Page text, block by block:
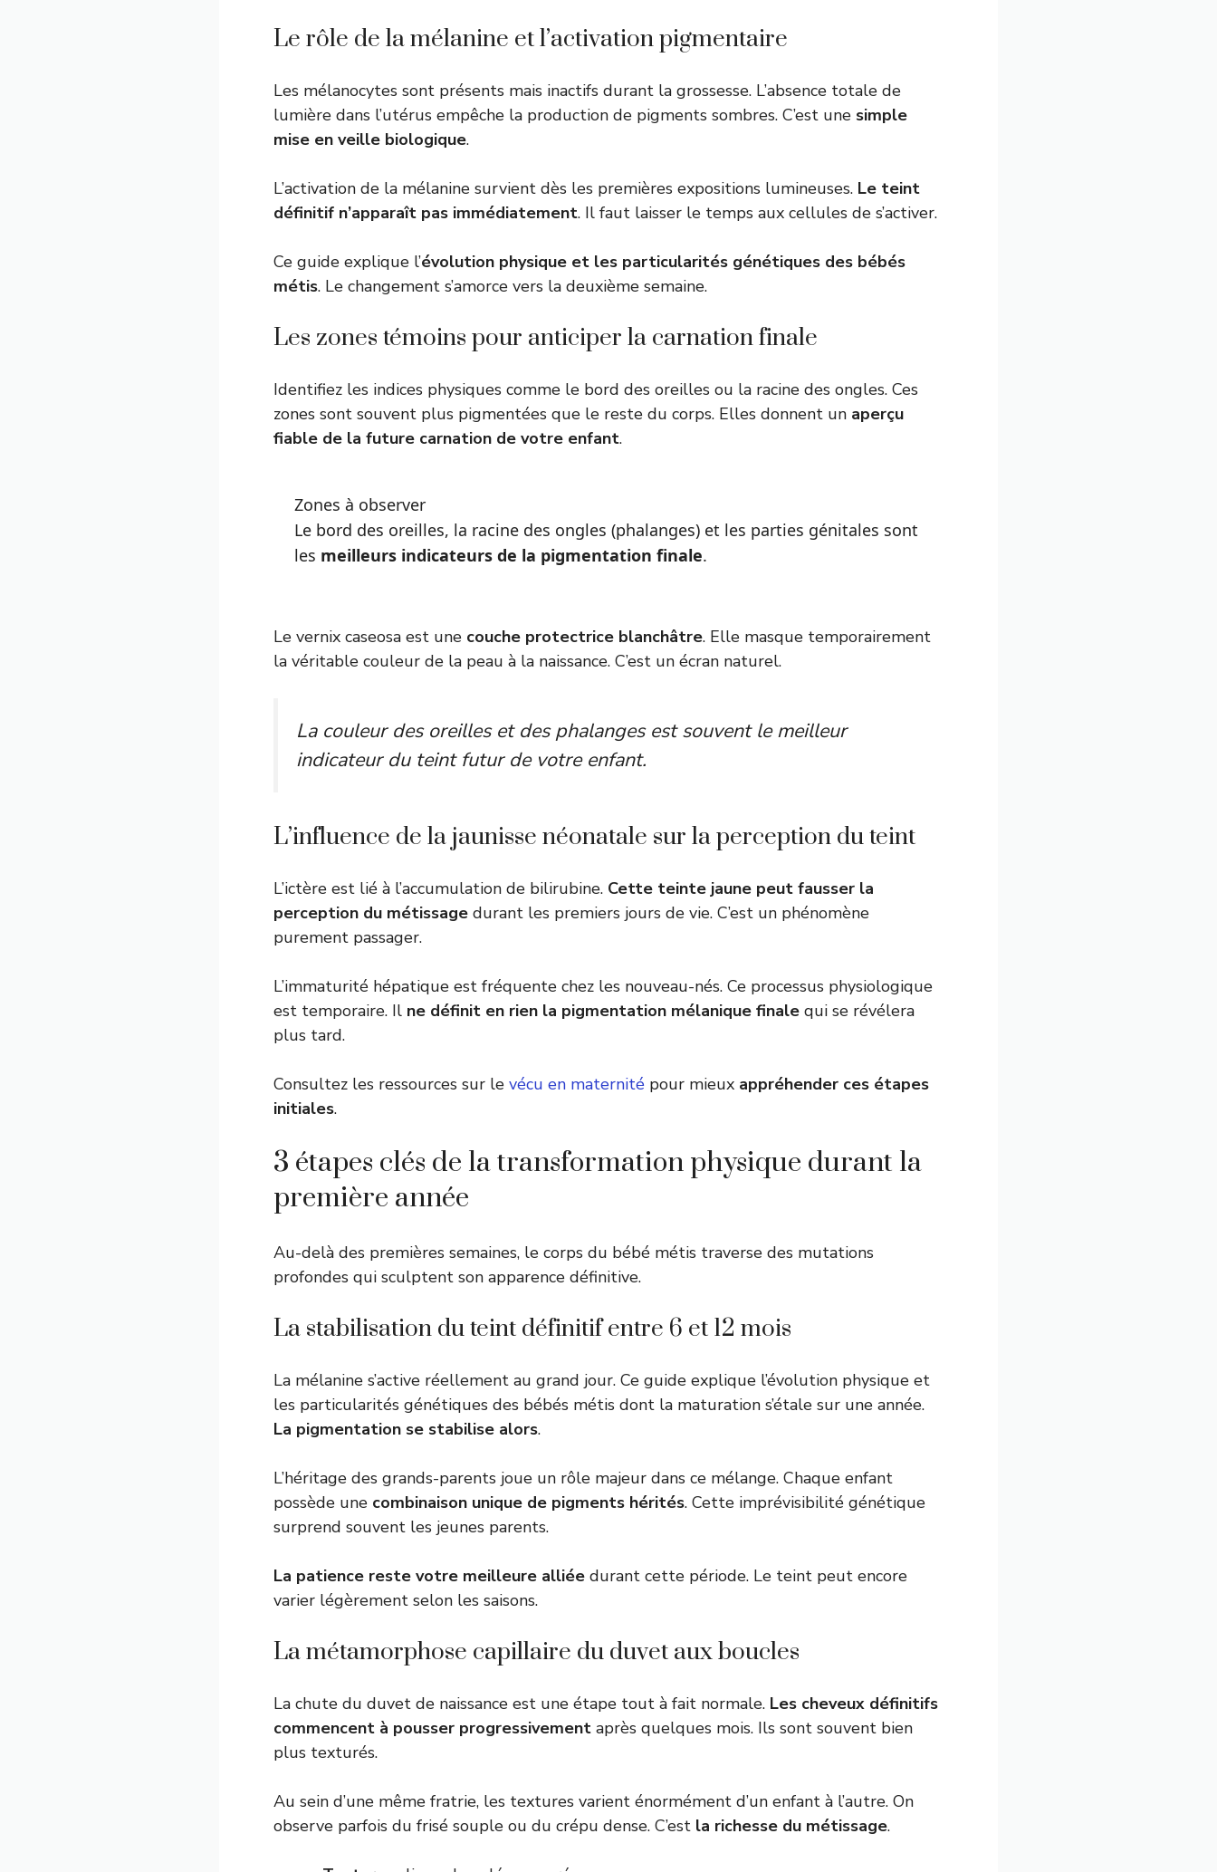
Le rôle de la mélanine et l’activation pigmentaire
Les mélanocytes sont présents mais inactifs durant la grossesse. L’absence totale de
lumière dans l’utérus empêche la production de pigments sombres. C’est une simple
mise en veille biologique.
L’activation de la mélanine survient dès les premières expositions lumineuses. Le teint
définitif n’apparaît pas immédiatement. Il faut laisser le temps aux cellules de s’activer.
Ce guide explique l’évolution physique et les particularités génétiques des bébés
métis. Le changement s’amorce vers la deuxième semaine.
Les zones témoins pour anticiper la carnation finale
Identifiez les indices physiques comme le bord des oreilles ou la racine des ongles. Ces
zones sont souvent plus pigmentées que le reste du corps. Elles donnent un aperçu
fiable de la future carnation de votre enfant.
Zones à observer
Le bord des oreilles, la racine des ongles (phalanges) et les parties génitales sont
les meilleurs indicateurs de la pigmentation finale.
Le vernix caseosa est une couche protectrice blanchâtre. Elle masque temporairement
la véritable couleur de la peau à la naissance. C’est un écran naturel.
La couleur des oreilles et des phalanges est souvent le meilleur
indicateur du teint futur de votre enfant.
L’influence de la jaunisse néonatale sur la perception du teint
L’ictère est lié à l’accumulation de bilirubine. Cette teinte jaune peut fausser la
perception du métissage durant les premiers jours de vie. C’est un phénomène
purement passager.
L’immaturité hépatique est fréquente chez les nouveau-nés. Ce processus physiologique
est temporaire. Il ne définit en rien la pigmentation mélanique finale qui se révélera
plus tard.
Consultez les ressources sur le vécu en maternité pour mieux appréhender ces étapes
initiales.
3 étapes clés de la transformation physique durant la
première année
Au-delà des premières semaines, le corps du bébé métis traverse des mutations
profondes qui sculptent son apparence définitive.
La stabilisation du teint définitif entre 6 et 12 mois
La mélanine s’active réellement au grand jour. Ce guide explique l’évolution physique et
les particularités génétiques des bébés métis dont la maturation s’étale sur une année.
La pigmentation se stabilise alors.
L’héritage des grands-parents joue un rôle majeur dans ce mélange. Chaque enfant
possède une combinaison unique de pigments hérités. Cette imprévisibilité génétique
surprend souvent les jeunes parents.
La patience reste votre meilleure alliée durant cette période. Le teint peut encore
varier légèrement selon les saisons.
La métamorphose capillaire du duvet aux boucles
La chute du duvet de naissance est une étape tout à fait normale. Les cheveux définitifs
commencent à pousser progressivement après quelques mois. Ils sont souvent bien
plus texturés.
Au sein d’une même fratrie, les textures varient énormément d’un enfant à l’autre. On
observe parfois du frisé souple ou du crépu dense. C’est la richesse du métissage.